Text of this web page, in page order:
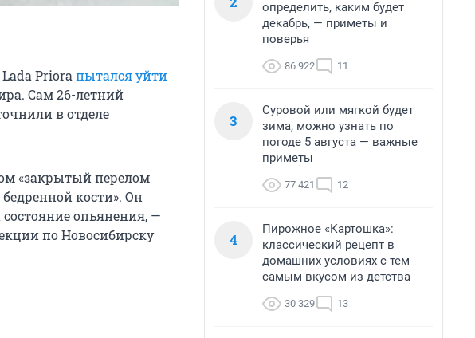
Priora пытался уйти
Сам 26-летний
в отделе
«закрытый перелом
кости». Он
опьянения, —
по Новосибирску
определить, каким будет
декабрь, — приметы и
поверья
86 922 11
3
Суровой или мягкой будет
зима, можно узнать по
погоде 5 августа — важные
приметы
77 421 12
4
Пирожное «Картошка»:
классический рецепт в
домашних условиях с тем
самым вкусом из детства
30 329 13